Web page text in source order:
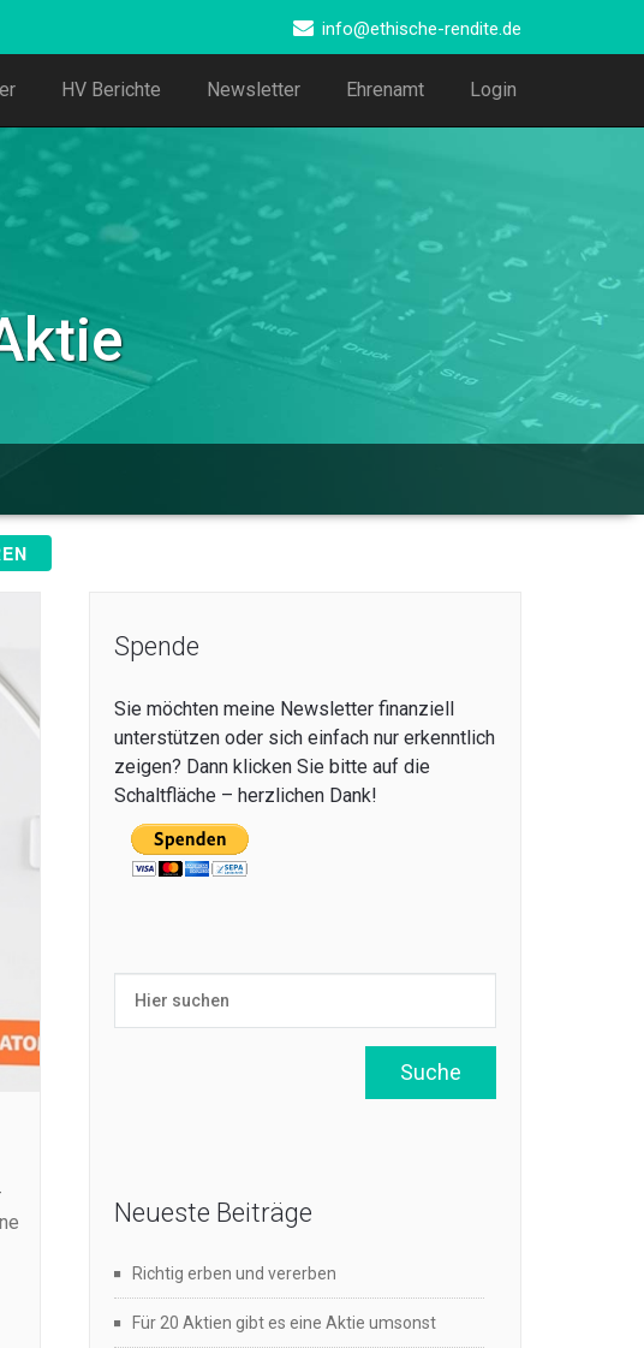
info@ethische-rendite.de
HV Berichte Newsletter Ehrenamt Login
Spende
Sie möchten meine Newsletter finanziell
unterstützen oder sich einfach nur erkenntlich
zeigen? Dann klicken Sie bitte auf die
Schaltfläche – herzlichen Dank!
Neueste Beiträge
Richtig erben und vererben
Für 20 Aktien gibt es eine Aktie umsonst